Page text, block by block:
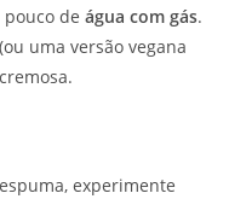
de água com gás.
uma versão vegana
experimente